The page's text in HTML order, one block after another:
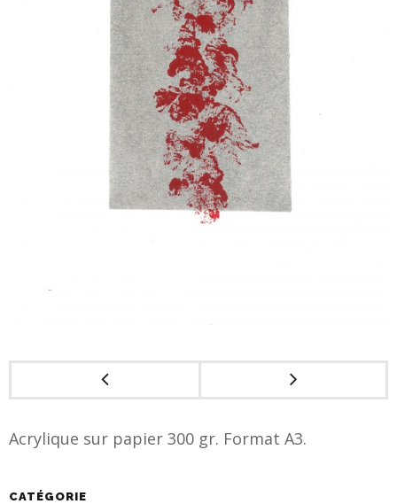
Acrylique sur papier 300 gr. Format A3.
CATÉGORIE